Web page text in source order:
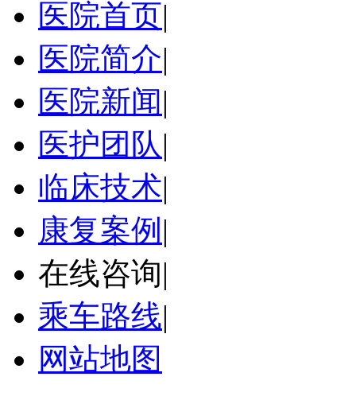
医院首页|
医院简介|
医院新闻|
医护团队|
临床技术|
康复案例 |
在线咨询|
乘车路线|
网站地图